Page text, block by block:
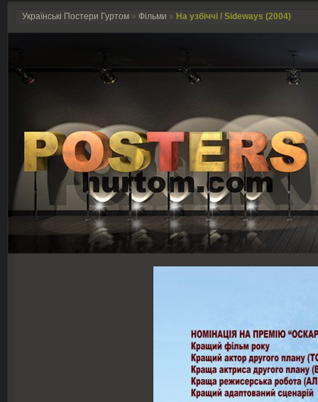
Українські Постери Гуртом » Фільми » На узбіччі / Sideways (2004)